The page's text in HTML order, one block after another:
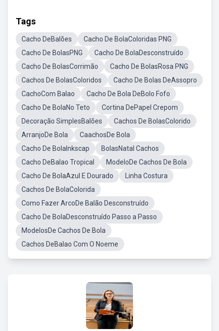
Tags
Cacho DeBalões
Cacho De BolaColoridas PNG
Cacho De BolasPNG
Cacho De BolaDesconstruído
Cacho De BolasCorrimão
Cacho De BolasRosa PNG
Cachos De BolasColoridos
Cacho De Bolas DeAssopro
CachoCom Balao
Cacho De Bola DeBolo Fofo
Cacho De BolaNo Teto
Cortina DePapel Crepom
Decoração SimplesBalões
Cachos De BolasColorido
ArranjoDe Bola
CaachosDe Bola
Cacho De BolaInkscap
BolasNatal Cachos
Cacho DeBalao Tropical
ModeloDe Cachos De Bola
Cacho De BolaAzul E Dourado
Linha Costura
Cachos De BolaColorida
Como Fazer ArcoDe Balão Desconstruído
Cacho De BolaDesconstruído Passo a Passo
ModelosDe Cachos De Bola
Cachos DeBalao Com O Noeme